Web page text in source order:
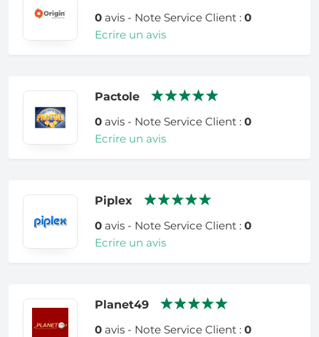
0avis - Note Service Client : 0
Ecrire un avis
Pactole
0avis - Note Service Client : 0
Ecrire un avis
Piplex
0avis - Note Service Client : 0
Ecrire un avis
Planet49
0avis - Note Service Client : 0